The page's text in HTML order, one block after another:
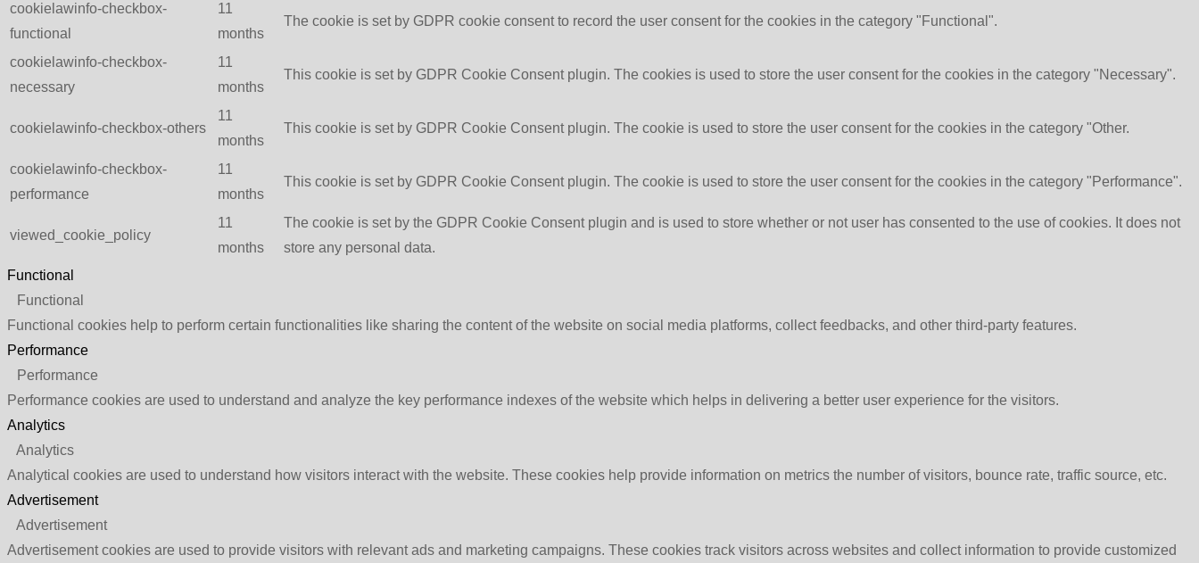
cookielawinfo-checkbox-
functional
11
months
The cookie is set by GDPR cookie consent to record the user consent for the cookies in the category "Functional".
cookielawinfo-checkbox-
necessary
11
months
This cookie is set by GDPR Cookie Consent plugin. The cookies is used to store the user consent for the cookies in the category "Necessary".
cookielawinfo-checkbox-others
11
months
This cookie is set by GDPR Cookie Consent plugin. The cookie is used to store the user consent for the cookies in the category "Other.
cookielawinfo-checkbox-
performance
11
months
This cookie is set by GDPR Cookie Consent plugin. The cookie is used to store the user consent for the cookies in the category "Performance".
viewed_cookie_policy
11
months
The cookie is set by the GDPR Cookie Consent plugin and is used to store whether or not user has consented to the use of cookies. It does not
store any personal data.
Functional
Functional
Functional cookies help to perform certain functionalities like sharing the content of the website on social media platforms, collect feedbacks, and other third-party features.
Performance
Performance
Performance cookies are used to understand and analyze the key performance indexes of the website which helps in delivering a better user experience for the visitors.
Analytics
Analytics
Analytical cookies are used to understand how visitors interact with the website. These cookies help provide information on metrics the number of visitors, bounce rate, traffic source, etc.
Advertisement
Advertisement
Advertisement cookies are used to provide visitors with relevant ads and marketing campaigns. These cookies track visitors across websites and collect information to provide customized